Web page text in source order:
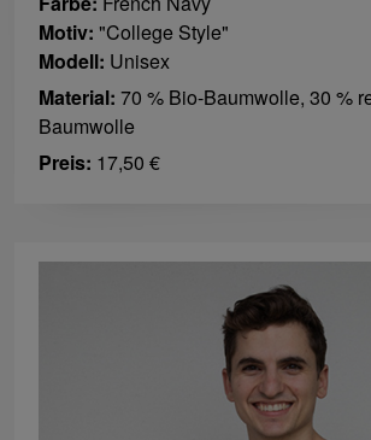
Motiv: "College Style"
Modell: Unisex
Material: 70 % Bio-Baumwolle, 30 %
Baumwolle
Preis: 17,50 €